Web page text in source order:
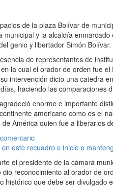
de la plaza Bolívar de
municipal y la alcaldía
genio y libertador Simón Bolívar.
de representantes de
la cual el orador de orden fue
intervención dicto una catedra
haciendo las comparaciones
enorme e importante
americano como es el
de América quien fue a liberarlos
en este recuadro e inicie o
el presidente de la cámara
dio reconocimiento al orador de
histórico que debe ser divulgado